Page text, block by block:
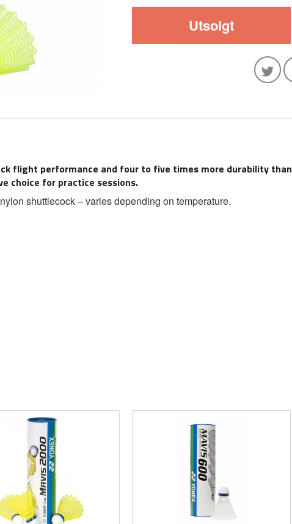
Utsolgt
flight performance and four to five times more durability
choice for practice sessions.
shuttlecock – varies depending on temperature.